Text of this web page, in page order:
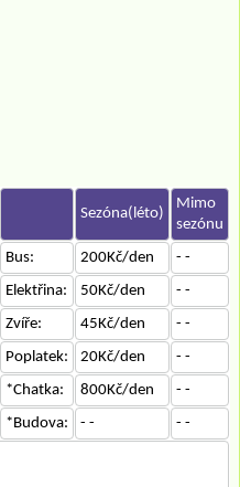
Sezóna(léto)
Mimo
sezónu
Bus: 200Kč/den
- -
Elektřina: 50Kč/den
- -
Zvíře: 45Kč/den
- -
Poplatek: 20Kč/den
- -
*Chatka: 800Kč/den
- -
*Budova: - -
- -